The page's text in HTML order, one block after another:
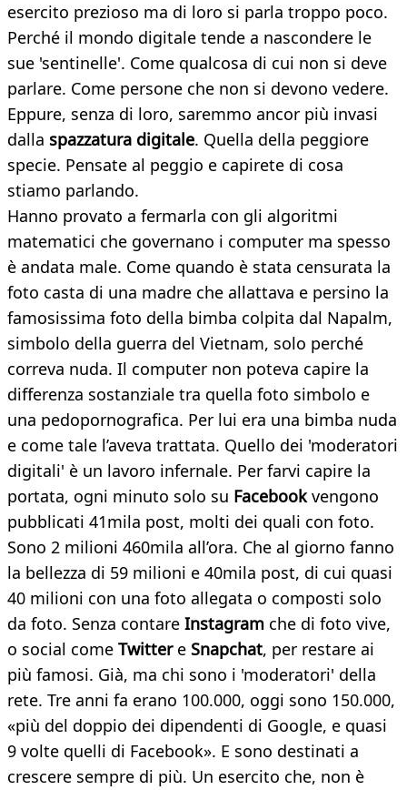
esercito prezioso ma di loro si parla troppo poco.
Perché il mondo digitale tende a nascondere le
sue 'sentinelle'. Come qualcosa di cui non si deve
parlare. Come persone che non si devono vedere.
Eppure, senza di loro, saremmo ancor più invasi
dalla spazzatura digitale. Quella della peggiore
specie. Pensate al peggio e capirete di cosa
stiamo parlando.
Hanno provato a fermarla con gli algoritmi
matematici che governano i computer ma spesso
è andata male. Come quando è stata censurata la
foto casta di una madre che allattava e persino la
famosissima foto della bimba colpita dal Napalm,
simbolo della guerra del Vietnam, solo perché
correva nuda. Il computer non poteva capire la
differenza sostanziale tra quella foto simbolo e
una pedopornografica. Per lui era una bimba nuda
e come tale l’aveva trattata. Quello dei 'moderatori
digitali' è un lavoro infernale. Per farvi capire la
portata, ogni minuto solo su Facebookvengono
pubblicati 41mila post, molti dei quali con foto.
Sono 2 milioni 460mila all’ora. Che al giorno fanno
la bellezza di 59 milioni e 40mila post, di cui quasi
40 milioni con una foto allegata o composti solo
da foto. Senza contare Instagram che di foto vive,
o social come Twitter e Snapchat, per restare ai
più famosi. Già, ma chi sono i 'moderatori' della
rete. Tre anni fa erano 100.000, oggi sono 150.000,
«più del doppio dei dipendenti di Google, e quasi
9 volte quelli di Facebook». E sono destinati a
crescere sempre di più. Un esercito che, non è